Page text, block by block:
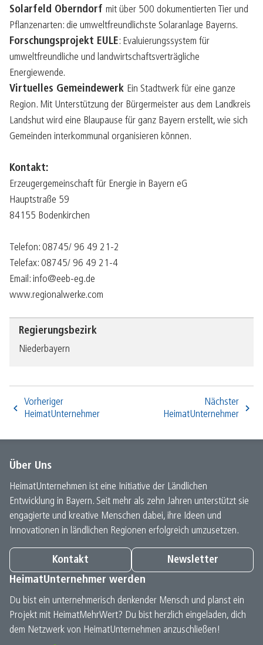
Solarfeld Oberndorf mit über 500 dokumentierten Tier und
Pflanzenarten: die umweltfreundlichste Solaranlage Bayerns.
Forschungsprojekt EULE: Evaluierungssystem für
umweltfreundliche und landwirtschaftsverträgliche
Energiewende.
Virtuelles Gemeindewerk Ein Stadtwerk für eine ganze
Region. Mit Unterstützung der Bürgermeister aus dem Landkreis
Landshut wird eine Blaupause für ganz Bayern erstellt, wie sich
Gemeinden interkommunal organisieren können.
Kontakt:
Erzeugergemeinschaft für Energie in Bayern eG
Hauptstraße 59
84155 Bodenkirchen
Telefon: 08745/ 96 49 21-2
Telefax: 08745/ 96 49 21-4
Email: info@eeb-eg.de
www.regionalwerke.com
Regierungsbezirk
Niederbayern
Vorheriger
HeimatUnternehmer
Nächster
HeimatUnternehmer
Über Uns
HeimatUnternehmen ist eine Initiative der Ländlichen
Entwicklung in Bayern. Seit mehr als zehn Jahren unterstützt sie
engagierte und kreative Menschen dabei, ihre Ideen und
Innovationen in ländlichen Regionen erfolgreich umzusetzen.
Kontakt
Newsletter
HeimatUnternehmer werden
Du bist ein unternehmerisch denkender Mensch und planst ein
Projekt mit HeimatMehrWert? Du bist herzlich eingeladen, dich
dem Netzwerk von HeimatUnternehmen anzuschließen!